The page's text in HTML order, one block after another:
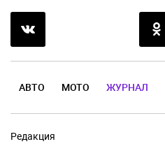
АВТО МОТО ЖУРНАЛ
Редакция